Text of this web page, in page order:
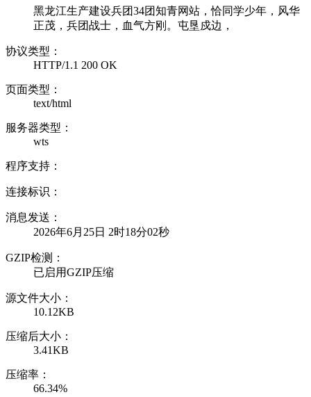
黑龙江生产建设兵团34团知青网站，恰同学少年，风华
正茂，兵团战士，血气方刚。屯垦戍边，
协议类型：
HTTP/1.1 200 OK
页面类型：
text/html
服务器类型：
wts
程序支持：
连接标识：
消息发送：
2026年6月25日 2时18分02秒
GZIP检测：
已启用GZIP压缩
源文件大小：
10.12KB
压缩后大小：
3.41KB
压缩率：
66.34%